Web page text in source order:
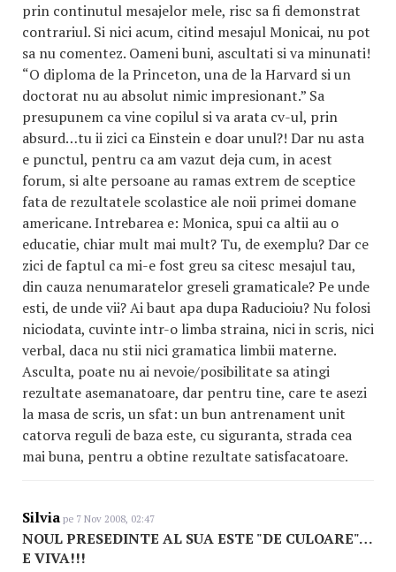
prin continutul mesajelor mele, risc sa fi demonstrat
contrariul. Si nici acum, citind mesajul Monicai, nu pot
sa nu comentez. Oameni buni, ascultati si va minunati!
“O diploma de la Princeton, una de la Harvard si un
doctorat nu au absolut nimic impresionant.” Sa
presupunem ca vine copilul si va arata cv-ul, prin
absurd…tu ii zici ca Einstein e doar unul?! Dar nu asta
e punctul, pentru ca am vazut deja cum, in acest
forum, si alte persoane au ramas extrem de sceptice
fata de rezultatele scolastice ale noii primei domane
americane. Intrebarea e: Monica, spui ca altii au o
educatie, chiar mult mai mult? Tu, de exemplu? Dar ce
zici de faptul ca mi-e fost greu sa citesc mesajul tau,
din cauza nenumaratelor greseli gramaticale? Pe unde
esti, de unde vii? Ai baut apa dupa Raducioiu? Nu folosi
niciodata, cuvinte intr-o limba straina, nici in scris, nici
verbal, daca nu stii nici gramatica limbii materne.
Asculta, poate nu ai nevoie/posibilitate sa atingi
rezultate asemanatoare, dar pentru tine, care te asezi
la masa de scris, un sfat: un bun antrenament unit
catorva reguli de baza este, cu siguranta, strada cea
mai buna, pentru a obtine rezultate satisfacatoare.
Silvia pe 7 Nov 2008, 02:47
NOUL PRESEDINTE AL SUA ESTE "DE CULOARE"…
E VIVA!!!